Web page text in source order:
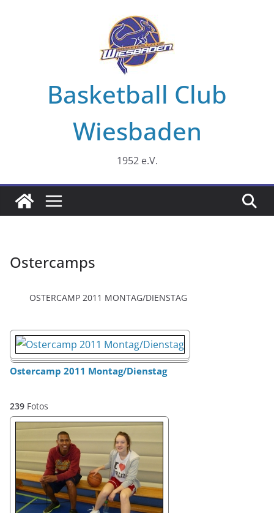
Basketball Club
Wiesbaden
1952 e.V.
Ostercamps
OSTERCAMP 2011 MONTAG/DIENSTAG
Ostercamp 2011 Montag/Dienstag
239 Fotos